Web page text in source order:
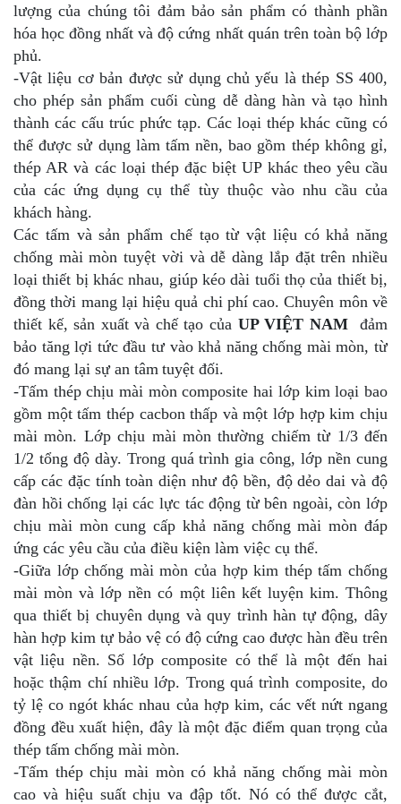
lượng của chúng tôi đảm bảo sản phẩm có thành phần
hóa học đồng nhất và độ cứng nhất quán trên toàn bộ lớp
phủ.
-Vật liệu cơ bản được sử dụng chủ yếu là thép SS 400,
cho phép sản phẩm cuối cùng dễ dàng hàn và tạo hình
thành các cấu trúc phức tạp. Các loại thép khác cũng có
thể được sử dụng làm tấm nền, bao gồm thép không gỉ,
thép AR và các loại thép đặc biệt UP khác theo yêu cầu
của các ứng dụng cụ thể tùy thuộc vào nhu cầu của
khách hàng.
Các tấm và sản phẩm chế tạo từ vật liệu có khả năng
chống mài mòn tuyệt vời và dễ dàng lắp đặt trên nhiều
loại thiết bị khác nhau, giúp kéo dài tuổi thọ của thiết bị,
đồng thời mang lại hiệu quả chi phí cao. Chuyên môn về
thiết kế, sản xuất và chế tạo của UP VIỆT NAM
đảm
bảo tăng lợi tức đầu tư vào khả năng chống mài mòn, từ
đó mang lại sự an tâm tuyệt đối.
-Tấm thép chịu mài mòn composite hai lớp kim loại bao
gồm một tấm thép cacbon thấp và một lớp hợp kim chịu
mài mòn. Lớp chịu mài mòn thường chiếm từ 1/3 đến
1/2 tổng độ dày. Trong quá trình gia công, lớp nền cung
cấp các đặc tính toàn diện như độ bền, độ dẻo dai và độ
đàn hồi chống lại các lực tác động từ bên ngoài, còn lớp
chịu mài mòn cung cấp khả năng chống mài mòn đáp
ứng các yêu cầu của điều kiện làm việc cụ thể.
-Giữa lớp chống mài mòn của hợp kim thép tấm chống
mài mòn và lớp nền có một liên kết luyện kim. Thông
qua thiết bị chuyên dụng và quy trình hàn tự động, dây
hàn hợp kim tự bảo vệ có độ cứng cao được hàn đều trên
vật liệu nền. Số lớp composite có thể là một đến hai
hoặc thậm chí nhiều lớp. Trong quá trình composite, do
tỷ lệ co ngót khác nhau của hợp kim, các vết nứt ngang
đồng đều xuất hiện, đây là một đặc điểm quan trọng của
thép tấm chống mài mòn.
-Tấm thép chịu mài mòn có khả năng chống mài mòn
cao và hiệu suất chịu va đập tốt. Nó có thể được cắt,